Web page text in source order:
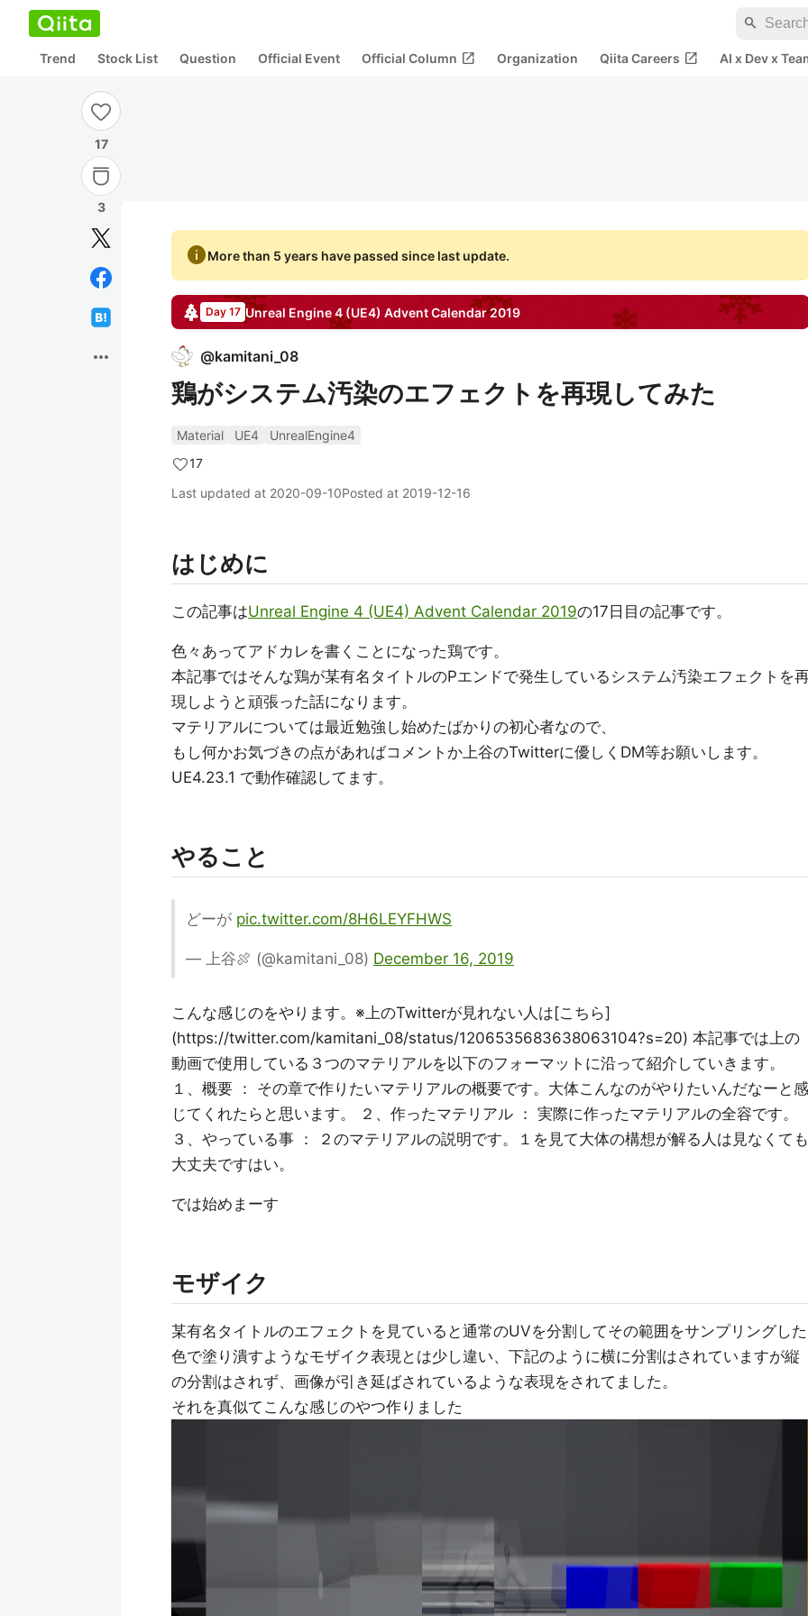
search
Trend Stock List Question Official Event Official Column open_in_new Organization Qiita Careers open_in_new AI x Dev x
17
3
more_horiz
infoMore than 5 years have passed since last update.
Day 17 Unreal Engine 4 (UE4) Advent Calendar2019
@kamitani_08
鶏がシステム汚染のエフェクトを再現してみた
Material UE4
UnrealEngine4
17
Last updated at 2020-09-10Posted at 2019-12-16
はじめに
この記事はUnreal Engine 4 (UE4) Advent Calendar 2019の17日目の記事です。
色々あってアドカレを書くことになった鶏です。
本記事ではそんな鶏が某有名タイトルのPエンドで発生しているシステム汚染エフェクトを
現しようと頑張った話になります。
マテリアルについては最近勉強し始めたばかりの初心者なので、
もし何かお気づきの点があればコメントか上谷のTwitterに優しくDM等お願いします。
UE4.23.1 で動作確認してます。
やること
どーが pic.twitter.com/8H6LEYFHWS
— 上谷🍖 (@kamitani_08) December 16, 2019
こんな感じのをやります。※上のTwitterが見れない人は[こちら]
(https://twitter.com/kamitani_08/status/1206535683638063104?s=20) 本記事では上の
動画で使用している３つのマテリアルを以下のフォーマットに沿って紹介していきます。
１、概要 ： その章で作りたいマテリアルの概要です。大体こんなのがやりたいんだなーと感
じてくれたらと思います。 ２、作ったマテリアル ： 実際に作ったマテリアルの全容です。
３、やっている事 ： ２のマテリアルの説明です。１を見て大体の構想が解る人は見なくても
大丈夫ですはい。
では始めまーす
モザイク
某有名タイトルのエフェクトを見ていると通常のUVを分割してその範囲をサンプリングした
色で塗り潰すようなモザイク表現とは少し違い、下記のように横に分割はされていますが縦
の分割はされず、画像が引き延ばされているような表現をされてました。
それを真似てこんな感じのやつ作りました